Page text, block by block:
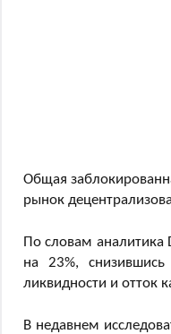
Общая
рынок
По словам аналитика
на 23%,
ликвидности и отток
В недавнем